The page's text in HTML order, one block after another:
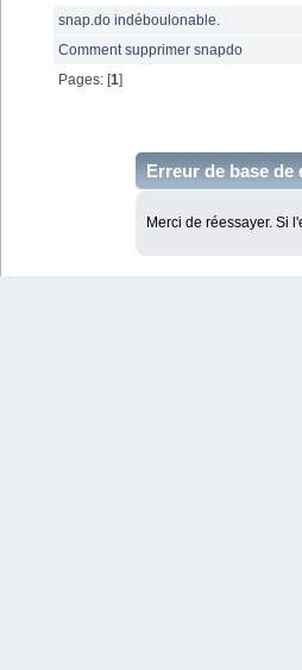
snap.do indéboulonable.
Comment supprimer snapdo
Pages: [1]
Erreur de base de
Merci de réessayer. Si